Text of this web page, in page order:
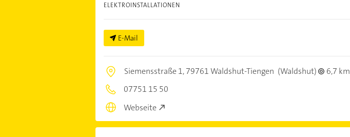
ELEKTROINSTALLATIONEN
E-Mail
Siemensstraße 1,79761 Waldshut-Tiengen (Waldshut)
6,7 km
07751 15 50
Webseite